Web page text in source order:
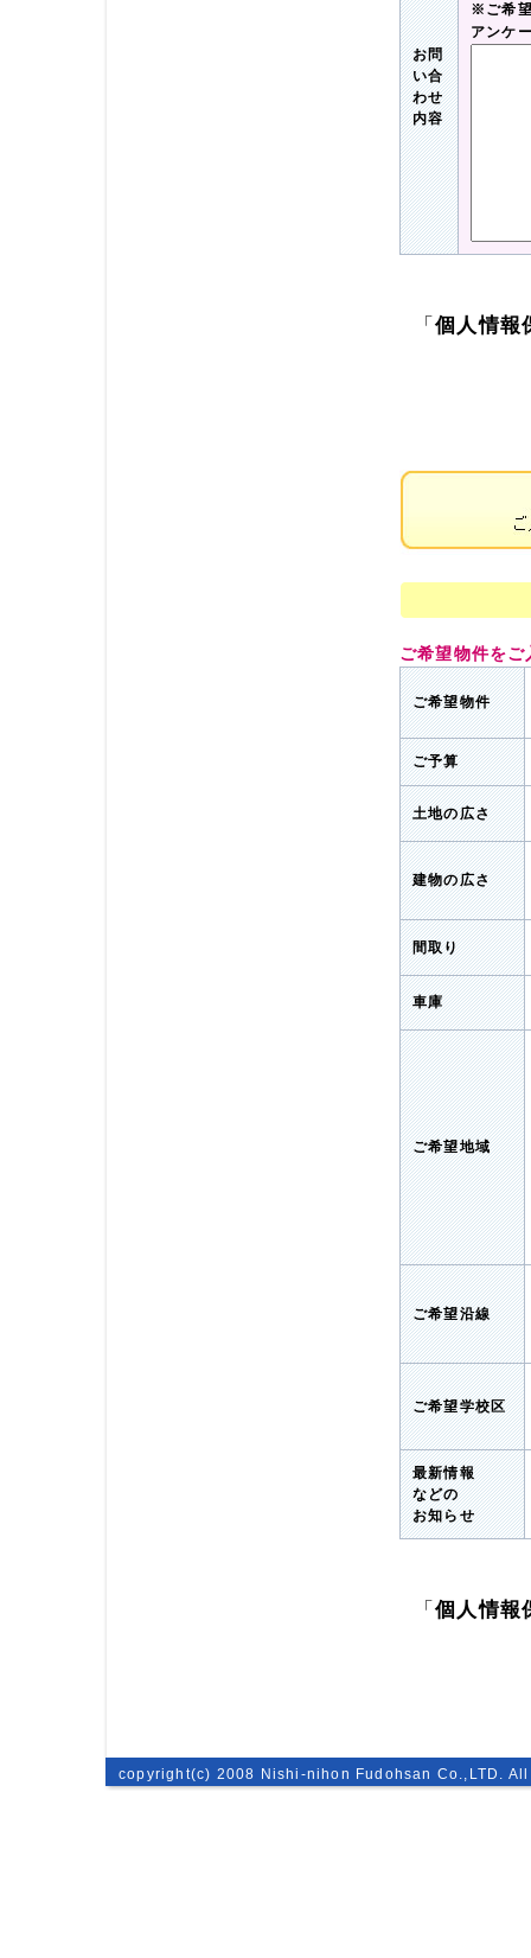
お問
い合
わせ
内容
※ご希
アンケ
「個人情報
ご希望物件を
ご希望物件
ご予算
土地の広さ
建物の広さ
間取り
車庫
ご希望地域
ご希望沿線
ご希望学校区
最新情報
などの
お知らせ
「個人情報
copyright(c) 2008 Nishi-nihon Fudohsan Co.,LTD.